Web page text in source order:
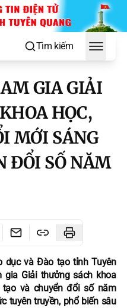
Tìm kiếm
Toggle
GIA GIẢI
HỌC,
MỚI SÁNG
ĐỔI SỐ NĂM
dục và Đào tạo tỉnh Tuyên
gia Giải thưởng sách khoa
và chuyển đổi số năm
tuyên truyền, phổ biến sâu